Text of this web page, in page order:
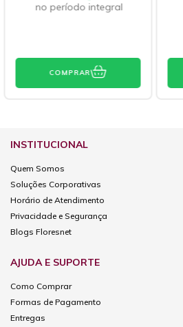
COMPRAR
INSTITUCIONAL
Quem Somos
Soluções Corporativas
Horário de Atendimento
Privacidade e Segurança
Blogs Floresnet
AJUDA E SUPORTE
Como Comprar
Formas de Pagamento
Entregas